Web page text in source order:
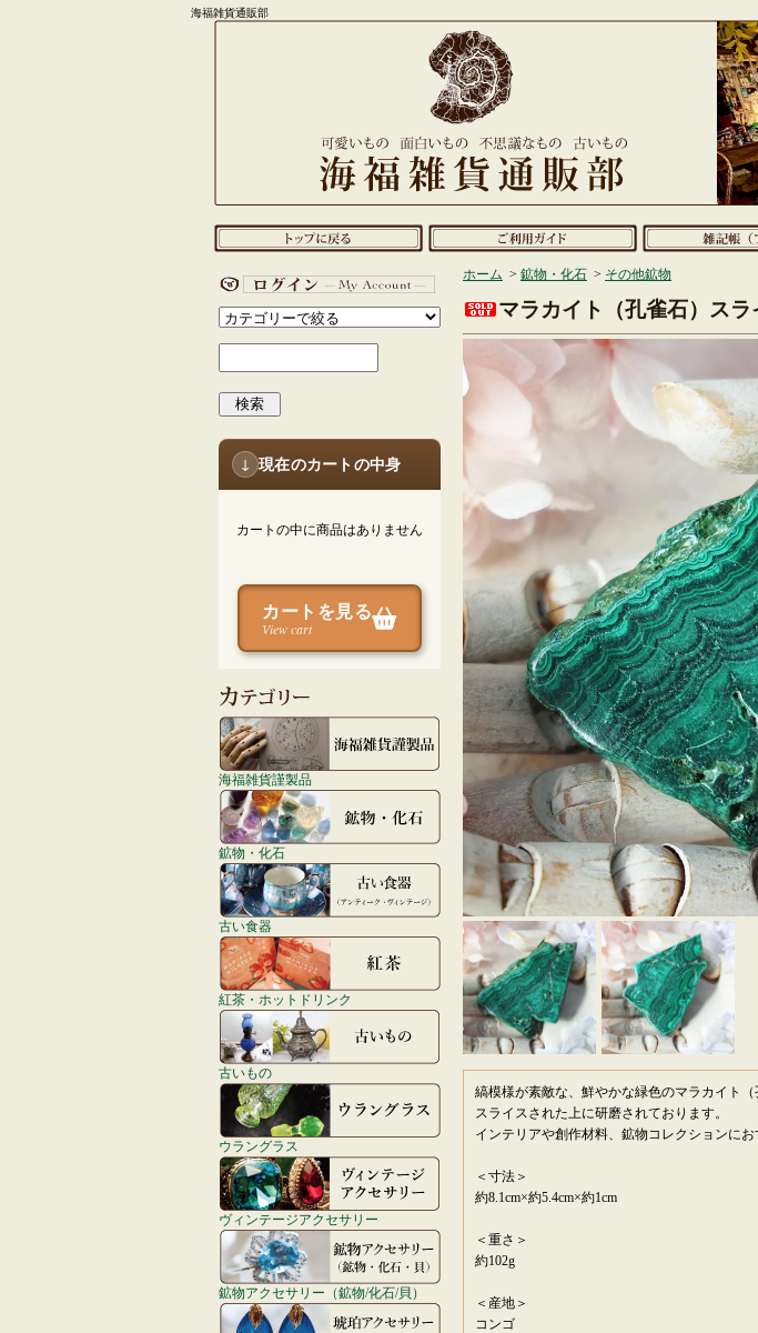
海福雑貨通販部
検索
↓ 現在のカートの中身
カートの中に商品はありません
カートを見る
View cart
海福雑貨謹製品
鉱物・化石
古い食器
紅茶・ホットドリンク
古いもの
ウラングラス
ヴィンテージアクセサリー
鉱物アクセサリー（鉱物/化石/貝）
ホーム > 鉱物・化石 > その他鉱物
マラカイト（孔雀石）スラ
縞模様が素敵な、鮮やかな緑色のマラカイト（
スライスされた上に研磨されております。
インテリアや創作材料、鉱物コレクションにお
＜寸法＞
約8.1cm×約5.4cm×約1cm
＜重さ＞
約102g
＜産地＞
コンゴ